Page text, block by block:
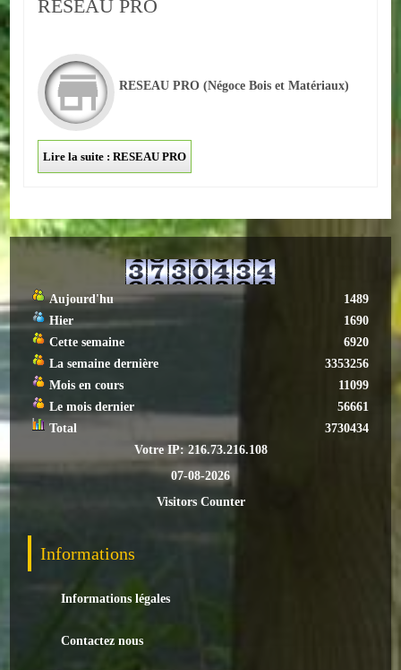
RESEAU PRO
RESEAU PRO (Négoce Bois et Matériaux)
Lire la suite : RESEAU PRO
Aujourd'hu
Hier
Cette semaine
La semaine dernière
Mois en cours
Le mois dernier
Total
1489
1690
6920
3353256
11099
56661
3730434
Votre IP: 216.73.216.108
07-08-2026
Visitors Counter
Informations
Informations légales
Contactez nous